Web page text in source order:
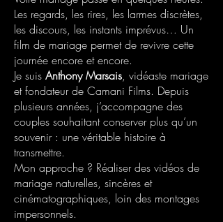
Les regards, les rires, les larmes discrètes,
les discours, les instants imprévus… Un
film de mariage permet de revivre cette
journée encore et encore.
Je suis Anthony Marsais, vidéaste mariage
et fondateur de Camani Films. Depuis
plusieurs années, j’accompagne des
couples souhaitant conserver plus qu’un
souvenir : une véritable histoire à
transmettre.
Mon approche ? Réaliser des vidéos de
mariage naturelles, sincères et
cinématographiques, loin des montages
impersonnels.